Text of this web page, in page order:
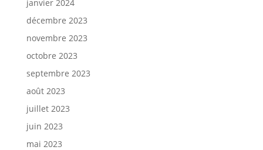
janvier 2024
décembre 2023
novembre 2023
octobre 2023
septembre 2023
août 2023
juillet 2023
juin 2023
mai 2023